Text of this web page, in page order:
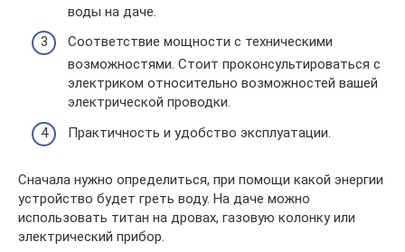
воды на даче.
Соответствие мощности с техническими
возможностями. Стоит проконсультироваться с
электриком относительно возможностей вашей
электрической проводки.
Практичность и удобство эксплуатации.
Сначала нужно определиться, при помощи какой энергии
устройство будет греть воду. На даче можно
использовать титан на дровах, газовую колонку или
электрический прибор.